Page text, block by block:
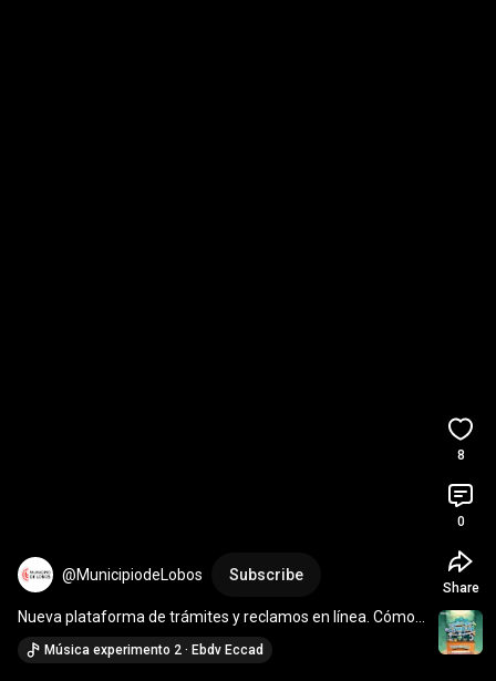
@MunicipiodeLobos Subscribe
Nueva plataforma de trámites y reclamos en línea. Cómo
realizar un reclamo. #lobos#lobosreclamos
Música experimento 2 · Ebdv Eccad
8
0
Share